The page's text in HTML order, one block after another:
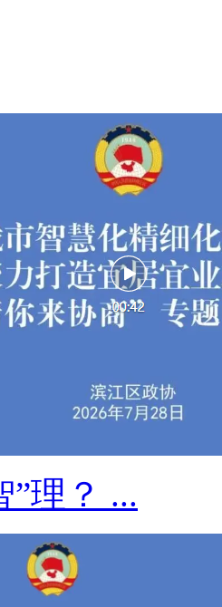
”理？ ...